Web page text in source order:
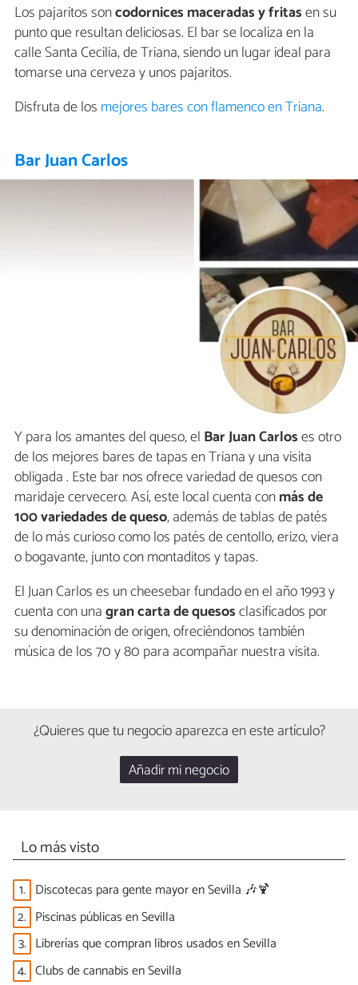
Los pajaritos soncodornices maceradas y fritasen su
punto que resultan deliciosas. El bar se localiza en la
calle Santa Cecilia, de Triana, siendo un lugar ideal para
tomarse una cerveza y unos pajaritos.
Disfruta de los mejores bares con flamenco en Triana.
Bar Juan Carlos
Y para los amantes del queso, el Bar Juan Carloses otro
de los mejores bares de tapas en Triana y una visita
obligada . Este bar nos ofrece variedad de quesos con
maridaje cervecero. Así, este local cuenta conmás de
100 variedades de queso, además de tablas de patés
de lo más curioso como los patés de centollo, erizo, viera
o bogavante, junto con montaditos y tapas.
El Juan Carlos es un cheesebar fundado en el año 1993 y
cuenta con unagran carta de quesosclasificados por
su denominación de origen, ofreciéndonos también
música de los 70 y 80 para acompañar nuestra visita.
¿Quieres que tu negocio aparezca en este artículo?
Añadir mi negocio
Lo más visto
1. Discotecas para gente mayor en Sevilla 🎶🍹
2. Piscinas públicas en Sevilla
3. Librerías que compran libros usados en Sevilla
4. Clubs de cannabis en Sevilla